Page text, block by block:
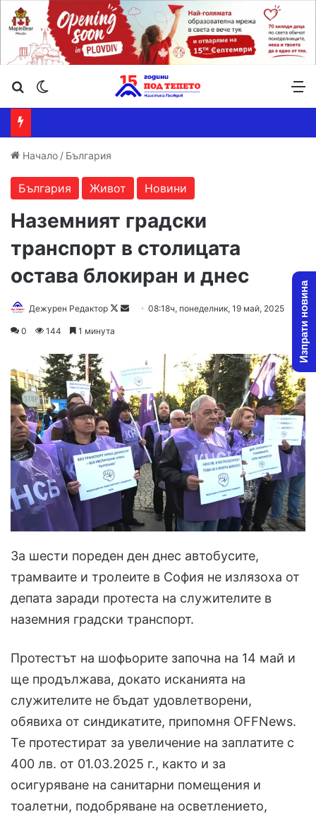
Търсене ...
Начало / България
България Живот Новини
Наземният градски
транспорт в столицата
остава блокиран и днес
Дежурен Редактор
Follow
Send08:18ч, понеделник, 19 май, 2025
0 144 1 минута
За шести пореден ден днес автобусите,
трамваите и тролеите в София не излязоха от
депата заради протеста на служителите в
наземния градски транспорт.
Протестът на шофьорите започна на 14 май и
ще продължава, докато исканията на
служителите не бъдат удовлетворени,
обявиха от синдикатите, припомня OFFNews.
Те протестират за увеличение на заплатите с
400 лв. от 01.03.2025 г., както и за
осигуряване на санитарни помещения и
тоалетни, подобряване на осветлението,
Изпрати новина